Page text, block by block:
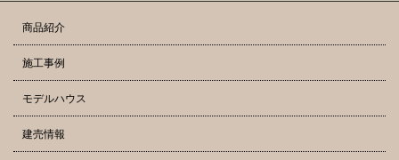
商品紹介
施工事例
モデルハウス
建売情報